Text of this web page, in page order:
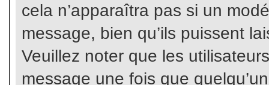
cela n’apparaîtra pas si un
message, bien qu’ils puissent
Veuillez noter que les
message une fois que